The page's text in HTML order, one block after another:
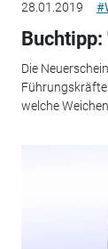
28.01.2019
Die
welche